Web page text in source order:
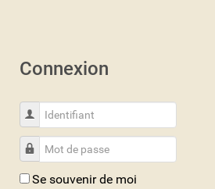
Connexion
Identifiant
Mot de passe
Se souvenir de moi